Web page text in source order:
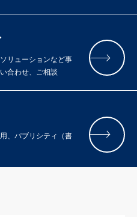
リューションなど事
合わせ、ご相談
、パブリシティ（書